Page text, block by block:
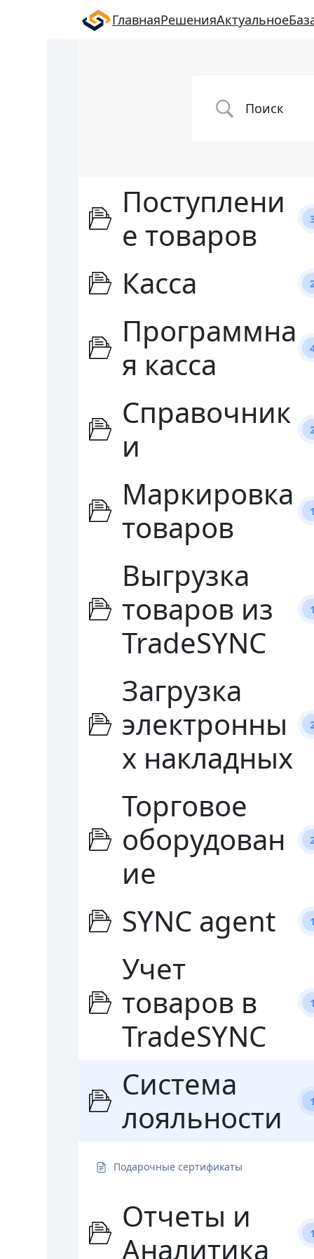
ГлавнаяРешенияАктуальное
Поступлени
е товаров
Касса
Программна
я касса
Справочник
и
Маркировка
товаров
1
Выгрузка
товаров из
TradeSYNC
1
Загрузка
электронны
х накладных
Торговое
оборудован
ие
SYNC agent 1
Учет
товаров в
TradeSYNC
1
Система
лояльности
1
Подарочные сертификаты
Отчеты и
Аналитика
1